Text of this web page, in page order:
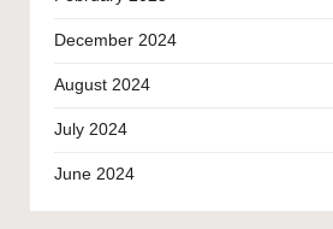
December 2024
August 2024
July 2024
June 2024